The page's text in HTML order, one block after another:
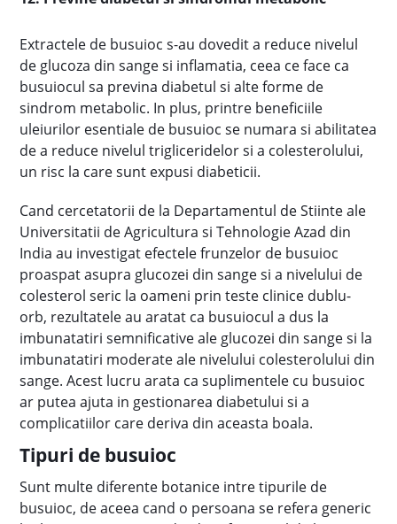
Extractele de busuioc s-au dovedit a reduce nivelul
de glucoza din sange si inflamatia, ceea ce face ca
busuiocul sa previna diabetul si alte forme de
sindrom metabolic. In plus, printre beneficiile
uleiurilor esentiale de busuioc se numara si abilitatea
de a reduce nivelul trigliceridelor si a colesterolului,
un risc la care sunt expusi diabeticii.
Cand cercetatorii de la Departamentul de Stiinte ale
Universitatii de Agricultura si Tehnologie Azad din
India au investigat efectele frunzelor de busuioc
proaspat asupra glucozei din sange si a nivelului de
colesterol seric la oameni prin teste clinice dublu-
orb, rezultatele au aratat ca busuiocul a dus la
imbunatatiri semnificative ale glucozei din sange si la
imbunatatiri moderate ale nivelului colesterolului din
sange. Acest lucru arata ca suplimentele cu busuioc
ar putea ajuta in gestionarea diabetului si a
complicatiilor care deriva din aceasta boala.
Tipuri de busuioc
Sunt multe diferente botanice intre tipurile de
busuioc, de aceea cand o persoana se refera generic